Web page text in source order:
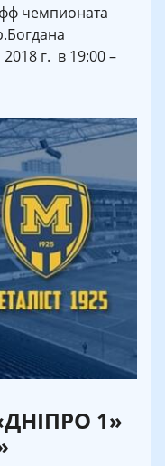
чемпионата
г. в 19:00 –
1»